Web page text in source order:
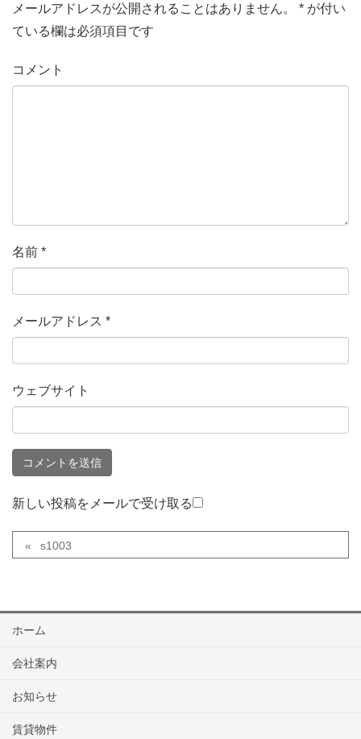
メールアドレスが公開されることはありません。 * が付い
ている欄は必須項目です
コメント
名前 *
メールアドレス *
ウェブサイト
新しい投稿をメールで受け取る
s1003
ホーム
会社案内
お知らせ
賃貸物件